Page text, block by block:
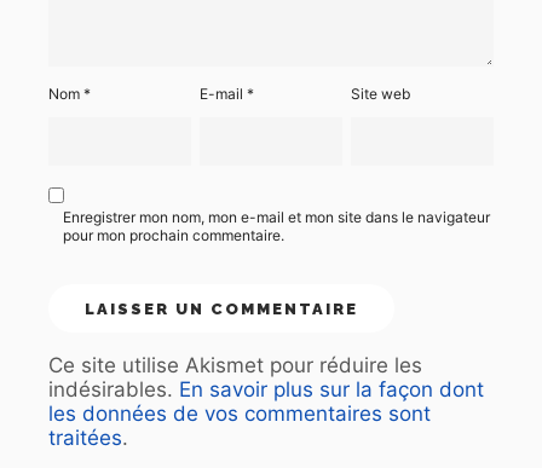
Nom * E-mail* Site web
Enregistrer mon nom, mon e-mail et mon site dans le navigateur
pour mon prochain commentaire.
Ce site utilise Akismet pour réduire les
indésirables. En savoir plus sur la façon dont
les données de vos commentaires sont
traitées.